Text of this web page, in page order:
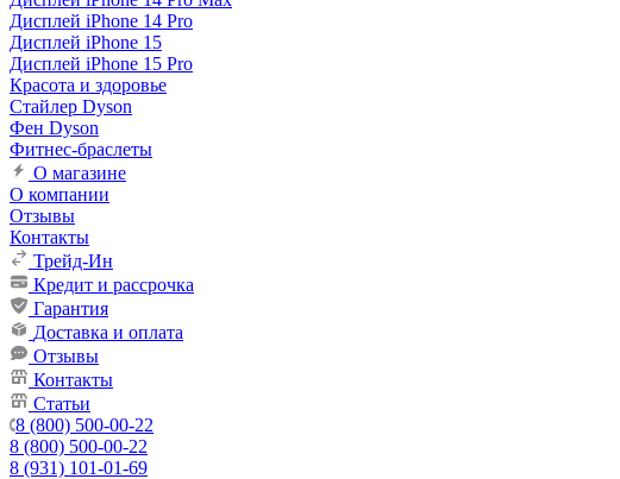
Дисплей iPhone 14 Pro
Дисплей iPhone 15
Дисплей iPhone 15 Pro
Красота и здоровье
Стайлер Dyson
Фен Dyson
Фитнес-браслеты
О магазине
О компании
Отзывы
Контакты
Трейд-Ин
Кредит и рассрочка
Гарантия
Доставка и оплата
Отзывы
Контакты
Статьи
8 (800) 500-00-22
8 (800) 500-00-22
8 (931) 101-01-69